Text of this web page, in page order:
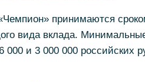
принимаются
вида вклада.
и 3 000 000 российских